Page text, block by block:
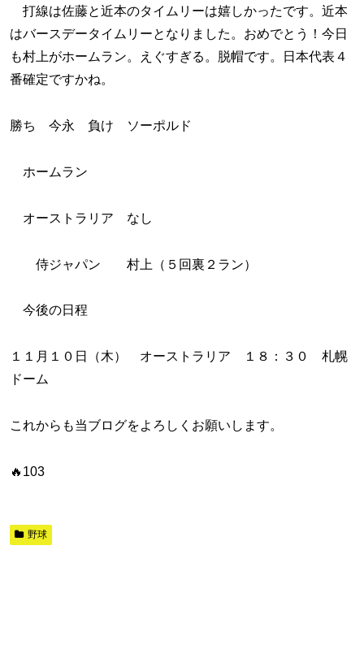
打線は佐藤と近本のタイムリーは嬉しかったです。近本
はバースデータイムリーとなりました。おめでとう！今日
も村上がホームラン。えぐすぎる。脱帽です。日本代表４
番確定ですかね。
勝ち 今永 負け ソーポルド
ホームラン
オーストラリア なし
侍ジャパン 村上（５回裏２ラン）
今後の日程
１１月１０日（木） オーストラリア １８：３０ 札幌
ドーム
これからも当ブログをよろしくお願いします。
🔥103
野球